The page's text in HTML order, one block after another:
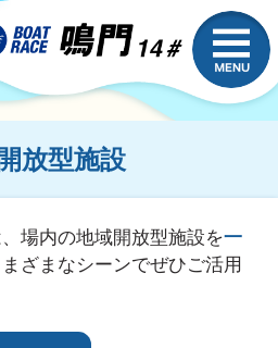
放型施設
場内の地域開放型施設を一
ざまなシーンでぜひご活用